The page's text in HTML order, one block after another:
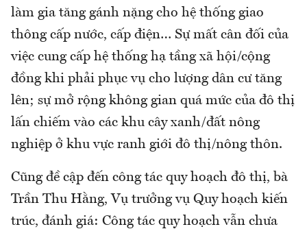
làm gia tăng gánh nặng cho hệ thống giao
thông cấp nước, cấp điện… Sự mất cân đối của
việc cung cấp hệ thống hạ tầng xã hội/cộng
đồng khi phải phục vụ cho lượng dân cư tăng
lên; sự mở rộng không gian quá mức của đô thị
lấn chiếm vào các khu cây xanh/đất nông
nghiệp ở khu vực ranh giới đô thị/nông thôn.
Cũng đề cập đến công tác quy hoạch đô thị, bà
Trần Thu Hằng, Vụ trưởng vụ Quy hoạch kiến
trúc, đánh giá: Công tác quy hoạch vẫn chưa